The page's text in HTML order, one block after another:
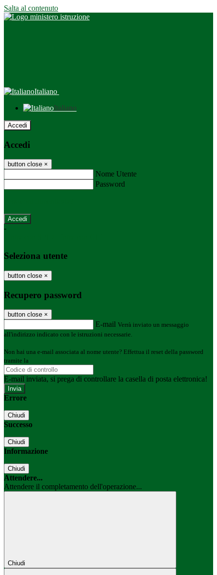
Salta al contenuto
Italiano
Italiano
Accedi
Accedi
button close ×
Nome Utente
Password
-
Seleziona utente
button close ×
Recupero password
button close ×
E-mail Verrà inviato un messaggio
all'indirizzo indicato con le istruzioni necessarie.
Non hai una e-mail associata al nome utente? Effettua il reset della password
tramite la
E-mail inviata, si prega di controllare la casella di posta elettronica!
Errore
Chiudi
Successo
Chiudi
Informazione
Chiudi
Attendere...
Attendere il completamento dell'operazione...
Chiudi